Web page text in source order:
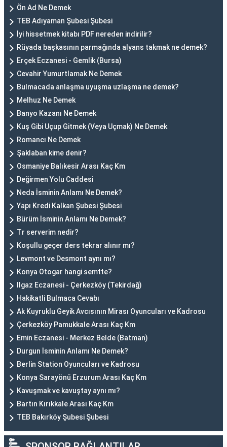
Ön Ad Ne Demek
TEB Adıyaman Şubesi Şubesi
İyi hissetmek kitabı PDF nereden indirilir?
Rüyada başkasının parmağında alyans takmak ne demek?
Erçek Eczanesi - Gemlik (Bursa)
Cevahir Yumurtlamak Ne Demek
Bulmacada anlaşma uyuşma uzlaşma ne demek?
Melhuz Ne Demek
Banyo Kazanı Ne Demek
Kuş Gibi Uçup Gitmek (Veya Uçmak) Ne Demek
Romancı Ne Demek
Şaklaban kime denir?
Osmaniye Balıkesir Arası Kaç Km
Değirmen Yolu Caddesi
Neda İsminin Anlamı Ne Demek?
Yapı Kredi Kalkan Şubesi Şubesi
Bürüm İsminin Anlamı Ne Demek?
Tr serverim nedir?
Koşullu geçer ders tekrar alınır mı?
Levmont ve Desmont aynı mı?
Konya Otogar hangi semtte?
Ilgaz Eczanesi - Çerkezköy (Tekirdağ)
Hakikatli Bulmaca Cevabı
Ak Kuyruklu Geyik Avcısının Mirası Oyuncuları ve Kadrosu
Çerkezköy Pamukkale Arası Kaç Km
Emin Eczanesi - Merkez Belde (Batman)
Durgun İsminin Anlamı Ne Demek?
Berlin Station Oyuncuları ve Kadrosu
Konya Sarayönü Erzurum Arası Kaç Km
Kavuşmak ve kavuştay aynı mı?
Bartın Kırıkkale Arası Kaç Km
TEB Bakırköy Şubesi Şubesi